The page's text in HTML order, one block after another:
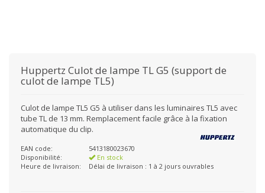
Huppertz Culot de lampe TL G5 (support de
culot de lampe TL5)
Culot de lampe TL5 G5 à utiliser dans les luminaires TL5 avec
tube TL de 13 mm. Remplacement facile grâce à la fixation
automatique du clip.
EAN code:
5413180023670
Disponibilité:
En stock
Heure de livraison:
Délai de livraison : 1 à 2 jours ouvrables